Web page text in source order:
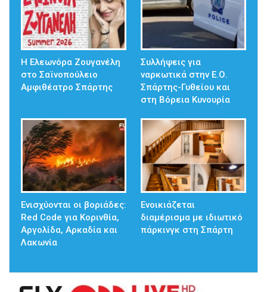
Η Ελεωνόρα Ζουγανέλη
στο Σαϊνοπούλειο
Αμφιθέατρο Σπάρτης
Συλλήψεις για
ναρκωτικά στην Ε.Ο.
Σπάρτης-Γυθείου και
στη Βόρεια Κυνουρία
Ενισχύονται οι βοριάδες:
Red Code για Κορινθία,
Αργολίδα, Αρκαδία και
Λακωνία
Ενοικιάζεται
διαμέρισμα με ιδιωτικό
πάρκινγκ στη Σπάρτη